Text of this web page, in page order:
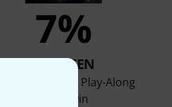
7%
KAUFTEN
Hal Leonard Jazz Play-Along
Gershwin